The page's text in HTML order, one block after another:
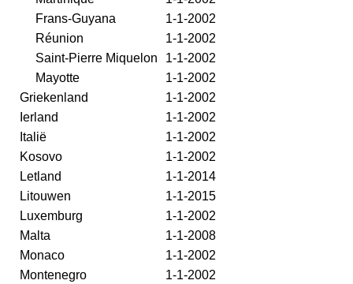
Frans-Guyana
1-1-2002
Réunion
1-1-2002
Saint-Pierre Miquelon
1-1-2002
Mayotte
1-1-2002
Griekenland
1-1-2002
Ierland
1-1-2002
Italië
1-1-2002
Kosovo
1-1-2002
Letland
1-1-2014
Litouwen
1-1-2015
Luxemburg
1-1-2002
Malta
1-1-2008
Monaco
1-1-2002
Montenegro
1-1-2002